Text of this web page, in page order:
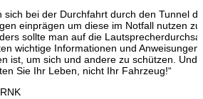
sich bei der Durchfahrt durch den Tunnel
einprägen um diese im Notfall nutzen zu
sollte man auf die
wichtige Informationen und Anweisungen,
ist, um sich und andere zu schützen. Und
Sie Ihr Leben, nicht Ihr Fahrzeug!“